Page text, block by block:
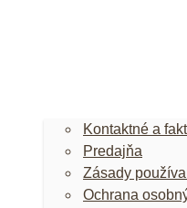
Kontaktné a
Predajňa
Zásady
Ochrana